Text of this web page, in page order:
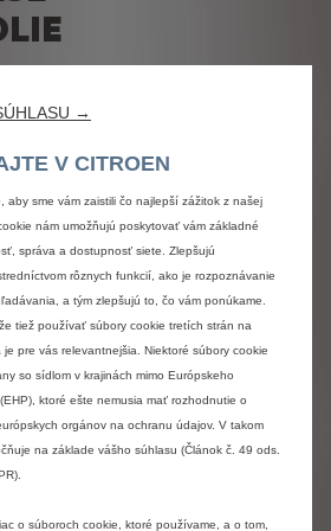
mód
elektrickej jazdy: tichá
CO2. Tento režim je ideálny do
sa aktivuje pri naštartovaní
Nechajte
typu
sa
→
V CITROEN
aby sme vám zaistili čo najlepší zážitok z našej
nám umožňujú poskytovať vám základné
správa a dostupnosť siete. Zlepšujú
rôznych funkcií, ako je rozpoznávanie
a tým zlepšujú to, čo vám ponúkame.
tiež používať súbory cookie tretích strán na
je pre vás relevantnejšia. Niektoré súbory cookie
so sídlom v krajinách mimo Európskeho
ktoré ešte nemusia mať rozhodnutie o
orgánov na ochranu údajov. V takom
na základe vášho súhlasu (Článok č. 49 ods.
o súboroch cookie, ktoré používame, a o tom,